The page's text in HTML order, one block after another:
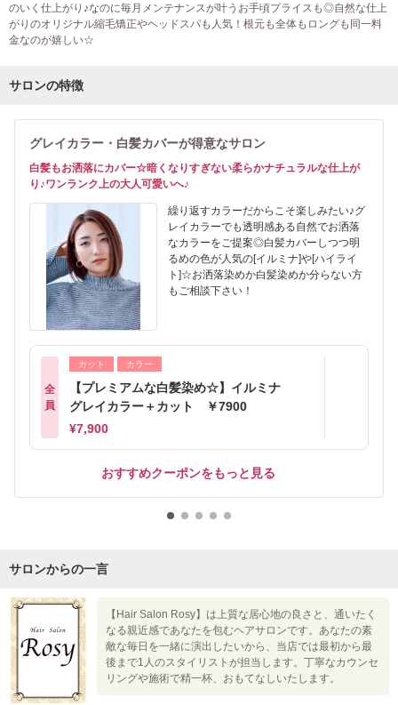
のいく仕上がり♪なのに毎月メンテナンスが叶うお手頃プライスも◎自然な仕上
がりのオリジナル縮毛矯正やヘッドスパも人気！根元も全体もロングも同一料
金なのが嬉しい☆
サロンの特徴
グレイカラー・白髪カバーが得意なサロン
白髪もお洒落にカバー☆暗くなりすぎない柔らかナチュラルな仕上が
り♪ワンランク上の大人可愛いへ♪
繰り返すカラーだからこそ楽しみたい♪グ
レイカラーでも透明感ある自然でお洒落
なカラーをご提案◎白髪カバーしつつ明
るめの色が人気の[イルミナ]や[ハイライ
ト]☆お洒落染めか白髪染めか分らない方
もご相談下さい！
全
員
カット カラー
【プレミアムな白髪染め☆】イルミナ
グレイカラー＋カット ￥7900
¥7,900
おすすめクーポンをもっと見る
サロンからの一言
【Hair Salon Rosy】は上質な居心地の良さと、通いたく
なる親近感であなたを包むヘアサロンです。あなたの素
敵な毎日を一緒に演出したいから、当店では最初から最
後まで1人のスタイリストが担当します。丁寧なカウンセ
リングや施術で精一杯、おもてなしいたします。